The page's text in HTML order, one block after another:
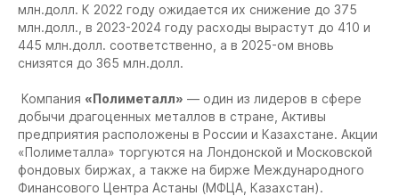
млн.долл. К 2022 году ожидается их снижение до 375
млн.долл., в 2023-2024 году расходы вырастут до 410 и
445 млн.долл. соответственно, а в 2025-ом вновь
снизятся до 365 млн.долл.
Компания «Полиметалл» — один из лидеров в сфере
добычи драгоценных металлов в стране, Активы
предприятия расположены в России и Казахстане. Акции
«Полиметалла» торгуются на Лондонской и Московской
фондовых биржах, а также на бирже Международного
Финансового Центра Астаны (МФЦА, Казахстан).